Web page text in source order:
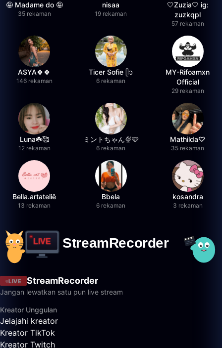
🤪 Madame do 🤪
35 rekaman
nisaa
19 rekaman
🤍Zuzia🤍 ig:
zuzkqpl
57 rekaman
ASYA🍀🍀
146 rekaman
Ticer Sofie ᥫ᭡
6 rekaman
MY-Rifoamxn
Official
29 rekaman
Luna☘️🥰
12 rekaman
ミントちゃん🍨🩵
6 rekaman
Mathilda♡︎
35 rekaman
Bella.artateliê
13 rekaman
Bbela
6 rekaman
kosandra
3 rekaman
LIVE StreamRecorder
Jangan lewatkan satu pun live stream
Kreator Unggulan
Jelajahi kreator
Kreator TikTok
Kreator Twitch